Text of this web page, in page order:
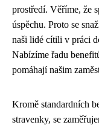
prostředí. Věříme, že
úspěchu. Proto se
naši lidé cítili v práci
Nabízíme řadu
pomáhají našim
Kromě standardních
stravenky, se